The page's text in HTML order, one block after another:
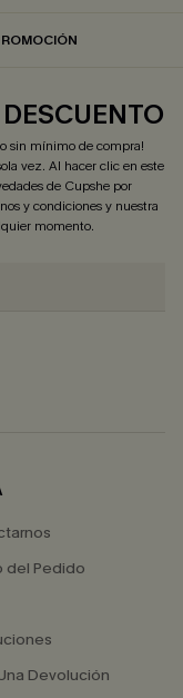
sin mínimo de compra!
vez. Al hacer clic en este
de Cupshe por
y condicionesy nuestra
momento.
del Pedido
Devolución